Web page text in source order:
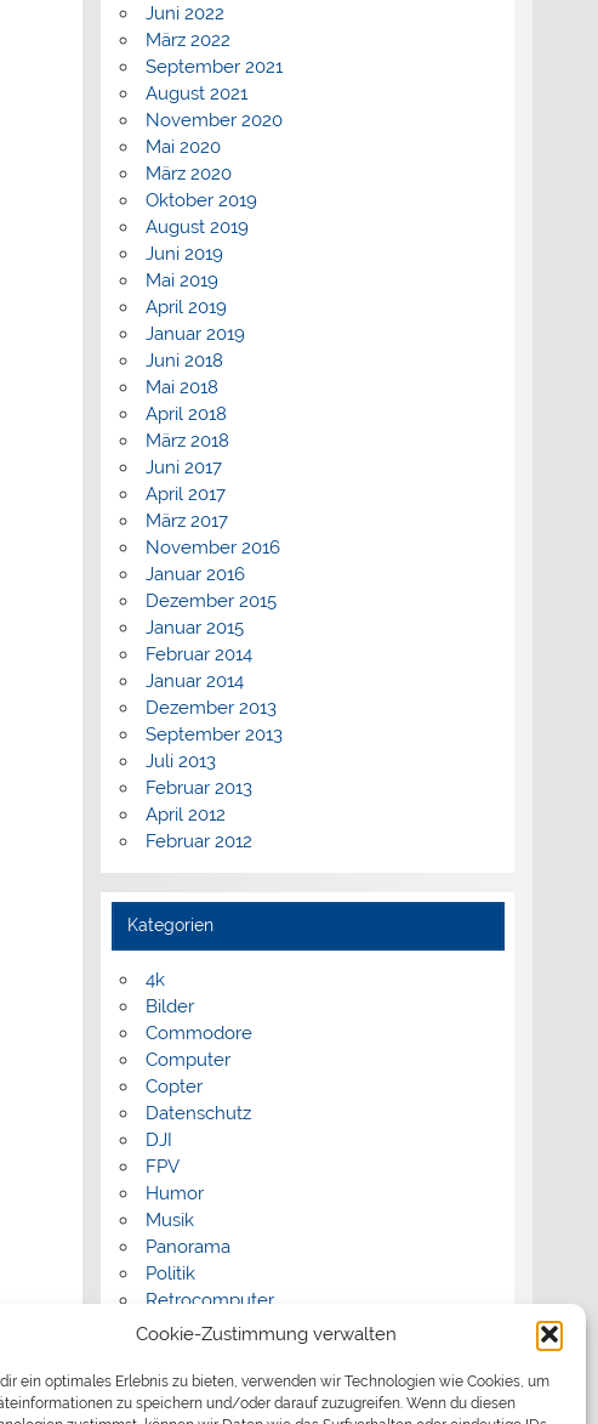
Cookie-Zustimmung verwalten
ein optimales Erlebnis zu bieten, verwenden wir Technologien wie Cookies, um
zu speichern und/oder darauf zuzugreifen. Wenn du diesen
Juni 2022
März 2022
September 2021
August 2021
November 2020
Mai 2020
März 2020
Oktober 2019
August 2019
Juni 2019
Mai 2019
April 2019
Januar 2019
Juni 2018
Mai 2018
April 2018
März 2018
Juni 2017
April 2017
März 2017
November 2016
Januar 2016
Dezember 2015
Januar 2015
Februar 2014
Januar 2014
Dezember 2013
September 2013
Juli 2013
Februar 2013
April 2012
Februar 2012
Kategorien
4k
Bilder
Commodore
Computer
Copter
Datenschutz
DJI
FPV
Humor
Musik
Panorama
Politik
Retrocomputer
Uncategorized